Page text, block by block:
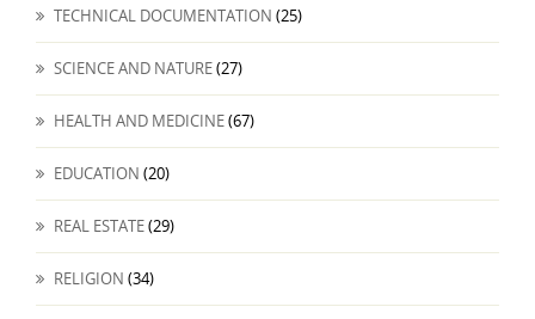
TECHNICAL DOCUMENTATION (25)
SCIENCE AND NATURE(27)
HEALTH AND MEDICINE(67)
EDUCATION (20)
REAL ESTATE(29)
RELIGION (34)